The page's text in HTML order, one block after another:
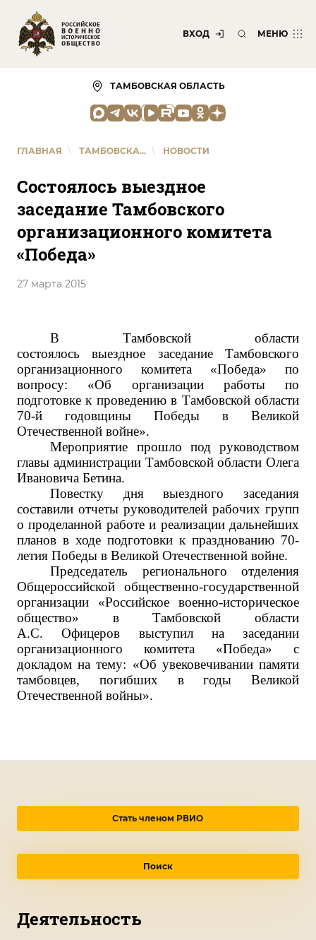
ВХОД МЕНЮ
ТАМБОВСКАЯ ОБЛАСТЬ
ГЛАВНАЯ \ ТАМБОВСКА... \ НОВОСТИ
Состоялось выездное
заседание Тамбовского
организационного комитета
«Победа»
27 марта 2015
В Тамбовской области
состоялось выездное заседание Тамбовского
организационного комитета «Победа» по
вопросу: «Об организации работы по
подготовке к проведению в Тамбовской области
70-й годовщины Победы в Великой
Отечественной войне».
Мероприятие прошло под руководством
главы администрации Тамбовской области Олега
Ивановича Бетина.
Повестку дня выездного заседания
составили отчеты руководителей рабочих групп
о проделанной работе и реализации дальнейших
планов в ходе подготовки к празднованию 70-
летия Победы в Великой Отечественной войне.
Председатель регионального отделения
Общероссийской общественно-государственной
организации «Российское военно-историческое
общество» в Тамбовской области
А.С. Офицеров выступил на заседании
организационного комитета «Победа» с
докладом на тему: «Об увековечивании памяти
тамбовцев, погибших в годы Великой
Отечественной войны».
Стать членом РВИО
Поиск
Деятельность